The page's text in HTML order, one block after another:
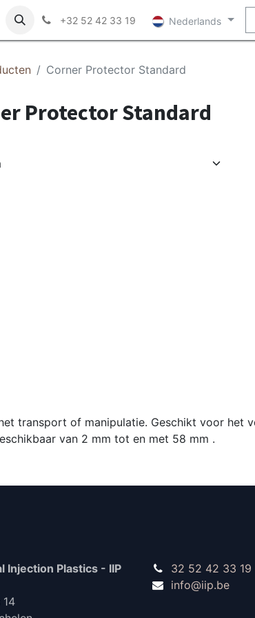
+32 52 42 33 19 Nederlands
Corner Protector Standard
Protector Standard
transport of manipulatie. Geschikt voor het
van 2 mm tot en met 58 mm .
Injection Plastics - IIP
14
32 52 42 33 19
info@iip.be